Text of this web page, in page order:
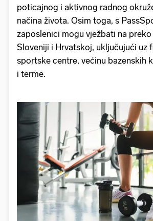
poticajnog i aktivnog radnog
načina života. Osim toga, s
zaposlenici mogu vježbati na
Sloveniji i Hrvatskoj, uključujući uz
sportske centre, većinu bazenskih
i terme.